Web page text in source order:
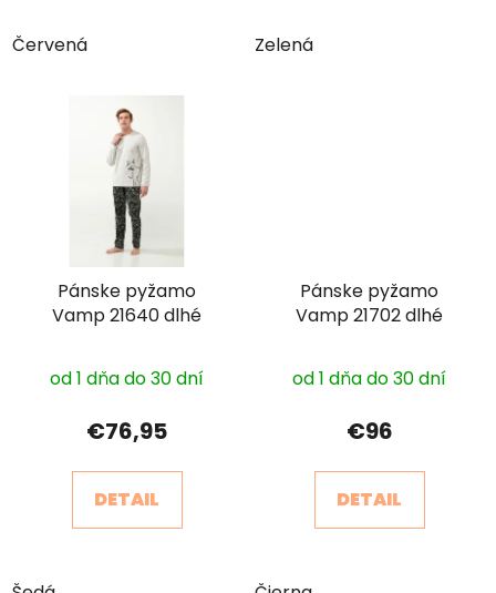
Červená Zelená
Pánske pyžamo
Vamp 21640 dlhé
od 1 dňa do 30 dní
€76,95
DETAIL
Pánske pyžamo
Vamp 21702 dlhé
od 1 dňa do 30 dní
€96
DETAIL